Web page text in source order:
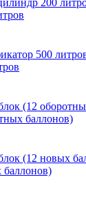
баллонов)